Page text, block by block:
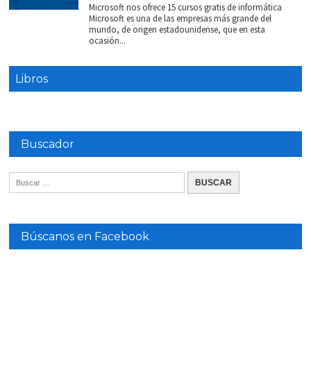
Microsoft nos ofrece 15 cursos gratis de informática
Microsoft es una de las empresas más grande del
mundo, de origen estadounidense, que en esta
ocasión...
Libros
Buscador
Búscanos en Facebook